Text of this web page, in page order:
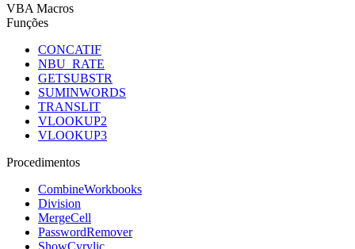
VBA Macros
Funções
CONCATIF
NBU_RATE
GETSUBSTR
SUMINWORDS
TRANSLIT
VLOOKUP2
VLOOKUP3
Procedimentos
CombineWorkbooks
Division
MergeCell
PasswordRemover
ShowCyrylic